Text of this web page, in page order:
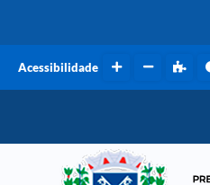
Acessibilidade